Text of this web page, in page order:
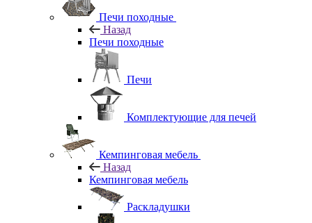
Печи походные
Назад
Печи походные
Печи
Комплектующие для печей
Кемпинговая мебель
Назад
Кемпинговая мебель
Раскладушки